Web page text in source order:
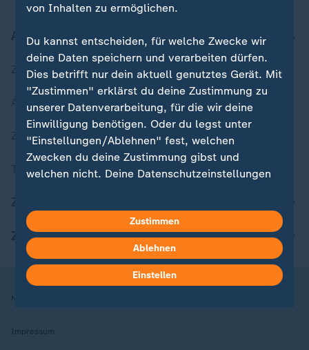
Aktuell bei ZDFheute
Zuletzt veröffentlicht
Aktuelle Sendungs-Videos
ZDFheute Stories
Themen im Überblick
ZDFheute Apps
Nutzungsbedingungen
Impressum
von Inhalten zu ermöglichen.
Du kannst entscheiden, für welche Zwecke wir
deine Daten speichern und verarbeiten dürfen.
Dies betrifft nur dein aktuell genutztes Gerät. Mit
"Zustimmen" erklärst du deine Zustimmung zu
unserer Datenverarbeitung, für die wir deine
Einwilligung benötigen. Oder du legst unter
"Einstellungen/Ablehnen" fest, welchen
Zwecken du deine Zustimmung gibst und
welchen nicht. Deine Datenschutzeinstellungen
Hier findest du das Impressum.
Weitere Informationen findest du in unserer
Datenschutzerklärung.
Zustimmen
Ablehnen
Einstellen